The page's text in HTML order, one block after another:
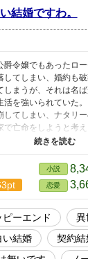
結婚ですわ。
爵令嬢でもあったロ
してしまい、婚約も
しまうが、それは名
活を強いられていた
してしまい、ナタリ
で亡命をしようと考
捨てなければいけな
、自分がいては家族
、家族を出国させる
で嫁ぐ事を自分の意
よって創作された
になってしまうとい
小説
恋愛
ピーエンド 異
い結婚
契約結